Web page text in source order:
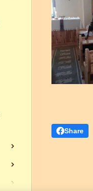
Share